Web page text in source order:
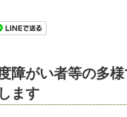
障がい者等の多
ます